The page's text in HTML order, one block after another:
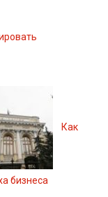
Как
бизнеса